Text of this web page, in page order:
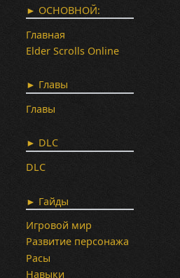
► ОСНОВНОЙ:
Главная
Elder Scrolls Online
► Главы
Главы
► DLC
DLC
► Гайды
Игровой мир
Развитие персонажа
Расы
Навыки